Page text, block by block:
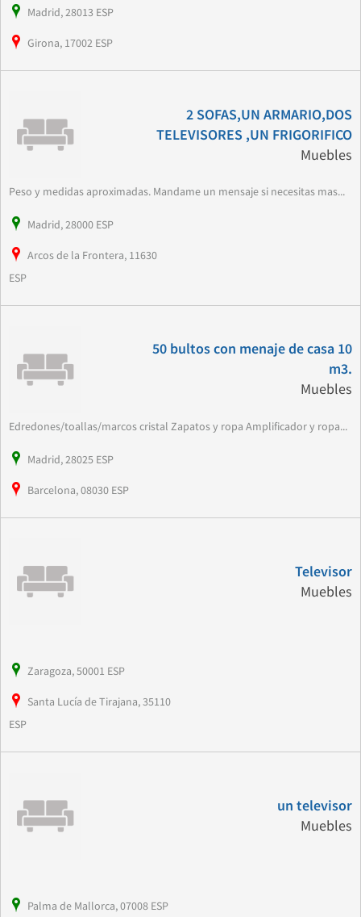
Madrid, 28013 ESP
Girona, 17002 ESP
2 SOFAS,UN ARMARIO,DOS
TELEVISORES ,UN FRIGORIFICO
Muebles
Peso y medidas aproximadas. Mandame un mensaje si necesitas mas...
Madrid, 28000 ESP
Arcos de la Frontera, 11630
ESP
50 bultos con menaje de casa 10
m3.
Muebles
Edredones/toallas/marcos cristal Zapatos y ropa Amplificador y ropa...
Madrid, 28025 ESP
Barcelona, 08030 ESP
Televisor
Muebles
Zaragoza, 50001 ESP
Santa Lucía de Tirajana, 35110
ESP
un televisor
Muebles
Palma de Mallorca, 07008 ESP